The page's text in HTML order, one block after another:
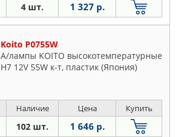
4 шт. 1 327 р.
Koito P0755W
А/лампы KOITO высокотемпературные
H7 12V 55W к-т, пластик (Япония)
Наличие Цена Купить
102 шт. 1 646 р.